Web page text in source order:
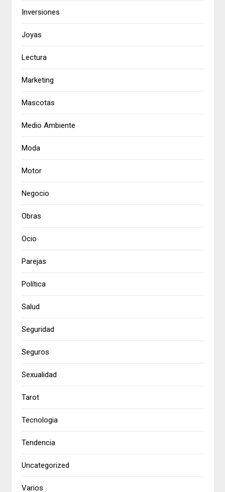
Inversiones
Joyas
Lectura
Marketing
Mascotas
Medio Ambiente
Moda
Motor
Negocio
Obras
Ocio
Parejas
Política
Salud
Seguridad
Seguros
Sexualidad
Tarot
Tecnologia
Tendencia
Uncategorized
Varios